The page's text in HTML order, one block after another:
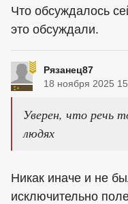
Что обсуждалось
это обсуждали.
Рязанец87
18 ноября 2025
Уверен, что речь
людях
Никак иначе и не
исключительно